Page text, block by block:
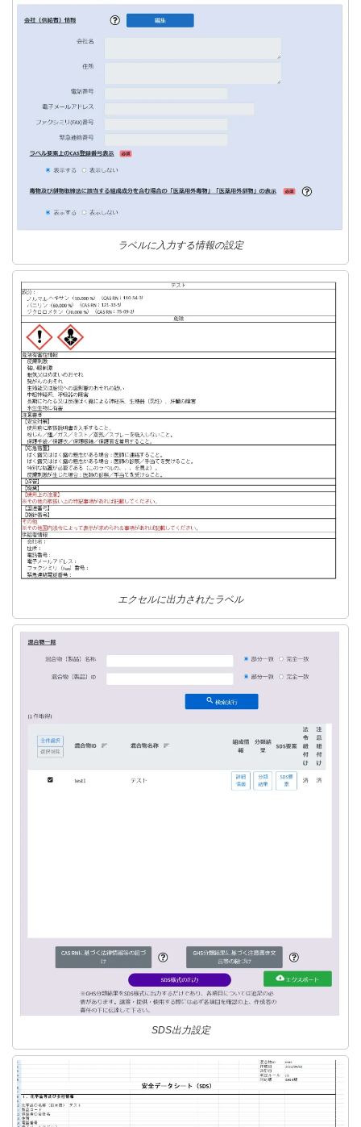
ラベルに入力する情報の設定
エクセルに出力されたラベル
SDS出力設定